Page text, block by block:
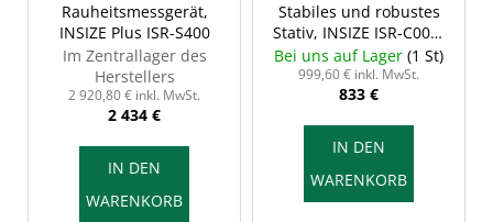
Rauheitsmessgerät,
INSIZE Plus ISR-S400
Im Zentrallager des
Herstellers
2 920,80 € inkl. MwSt.
2 434 €
IN DEN
WARENKORB
Stabiles und robustes
Stativ, INSIZE ISR-C002-
STAND
Bei uns auf Lager (1 St)
999,60 € inkl. MwSt.
833 €
IN DEN
WARENKORB